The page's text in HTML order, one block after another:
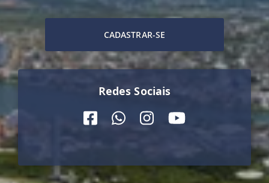
CADASTRAR-SE
Redes Sociais